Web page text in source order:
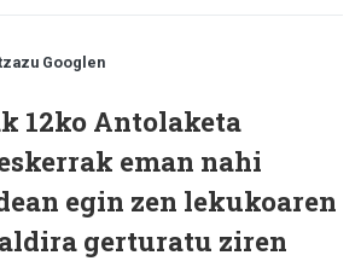
Googlen
12ko Antolaketa
eman nahi
egin zen lekukoaren
gerturatu ziren